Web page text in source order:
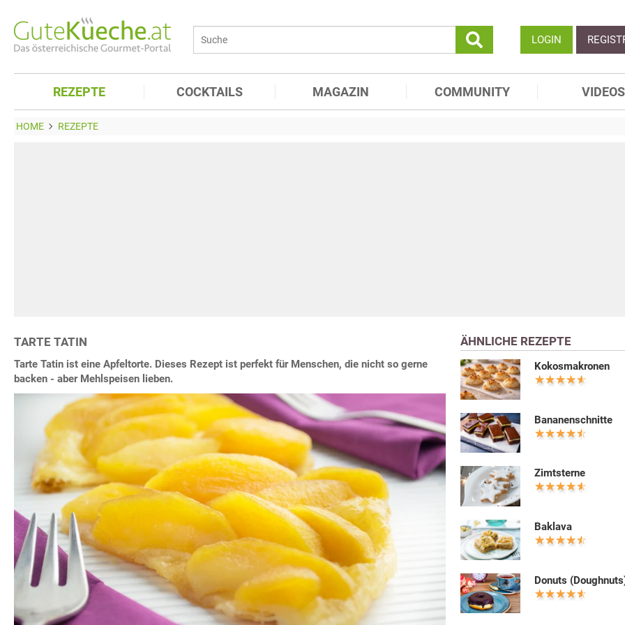
LOGIN
REZEPTE COCKTAILS MAGAZIN COMMUNITY VIDEOS
HOME REZEPTE
TARTE TATIN
Tarte Tatin ist eine Apfeltorte. Dieses Rezept ist perfekt für Menschen, die nicht so gerne
backen - aber Mehlspeisen lieben.
ÄHNLICHE REZEPTE
Kokosmakronen
Bananenschnitte
Zimtsterne
Baklava
Donuts